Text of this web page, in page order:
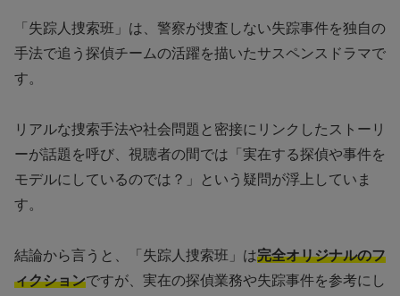
「失踪人捜索班」は、警察が捜査しない失踪事件を独自の
手法で追う探偵チームの活躍を描いたサスペンスドラマで
す。
リアルな捜索手法や社会問題と密接にリンクしたストーリ
ーが話題を呼び、視聴者の間では「実在する探偵や事件を
モデルにしているのでは？」という疑問が浮上していま
す。
結論から言うと、「失踪人捜索班」は完全オリジナルのフ
ィクションですが、実在の探偵業務や失踪事件を参考にし